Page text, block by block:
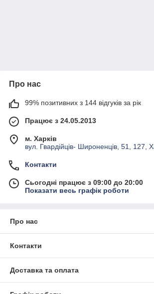
Про нас
99% позитивних з 144 відгуків за рік
Працює з 24.05.2013
м. Харків
вул. Гвардійців- Широненців, 51, 127,
Контакти
Сьогодні працює з 09:00 до 20:00
Показати весь графік роботи
Про нас
Контакти
Доставка та оплата